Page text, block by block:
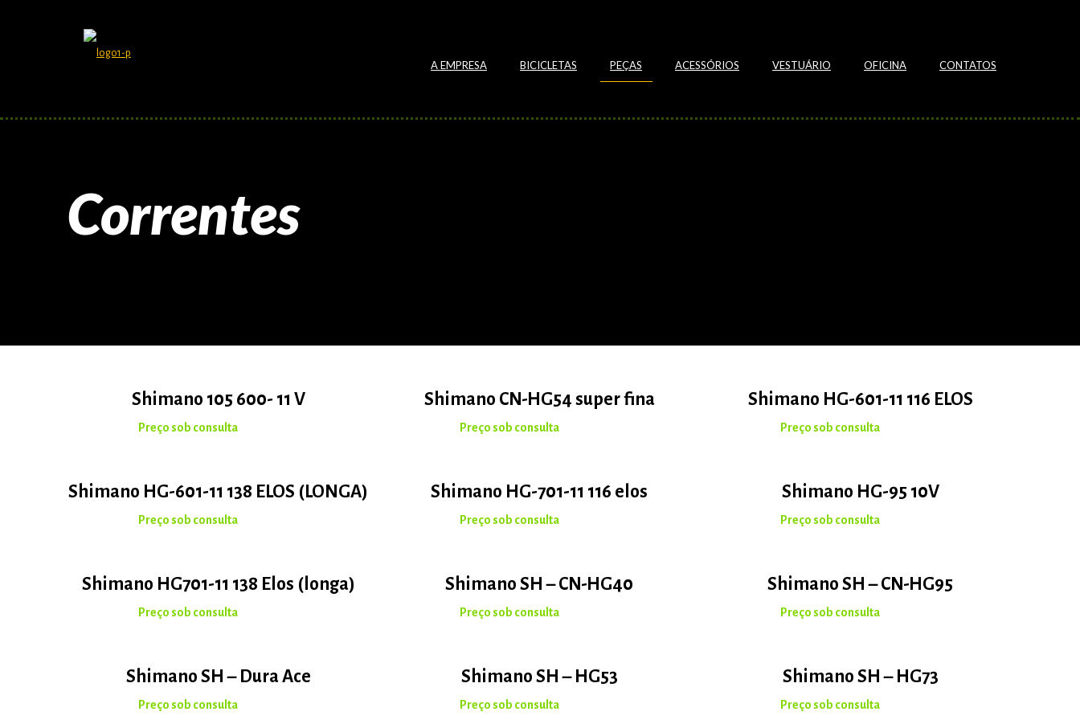
A EMPRESA BICICLETAS PEÇAS ACESSÓRIOS VESTUÁRIO OFICINA CONTATOS
Correntes
Shimano 105 600- 11 V Shimano CN-HG54 super fina Shimano HG-601-11 116 ELOS
Shimano HG-601-11 138 ELOS (LONGA) Shimano HG-701-11 116 elos Shimano HG-95 10V
Shimano HG701-11 138 Elos (longa) Shimano SH – CN-HG40 Shimano SH – CN-HG95
Shimano SH – Dura Ace Shimano SH – HG53 Shimano SH – HG73